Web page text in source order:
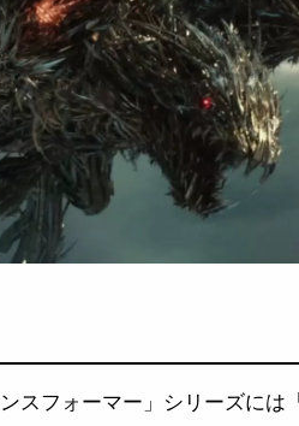
ンスフォーマー」シリーズに